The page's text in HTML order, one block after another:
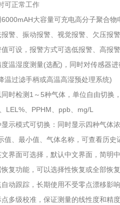
可正常工作
6000mAH大容量可充电高分子聚合
报警、振动报警、视觉报警、欠压报
值可设，报警方式可选低报警、高报
度温湿度测量(选配)，同时对传感器
温过滤手柄或高温高湿预处理系统)
同时检测1～5种气体，单位自由切换
LEL%、PPHM、ppb、mg/L
显示模式可切换：同时显示四种气体
值、最小值、气体名称，可查看历史
文界面可选择，默认中文界面，简明
恢复功能，可以选择性恢复或全部恢
动跟踪，长期使用不受零点漂移影响
点多级校准，保证测量的线性度和精